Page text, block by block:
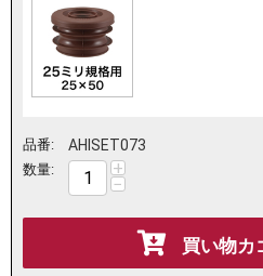
品番: AHISET073
数量: +
−
買い物カ